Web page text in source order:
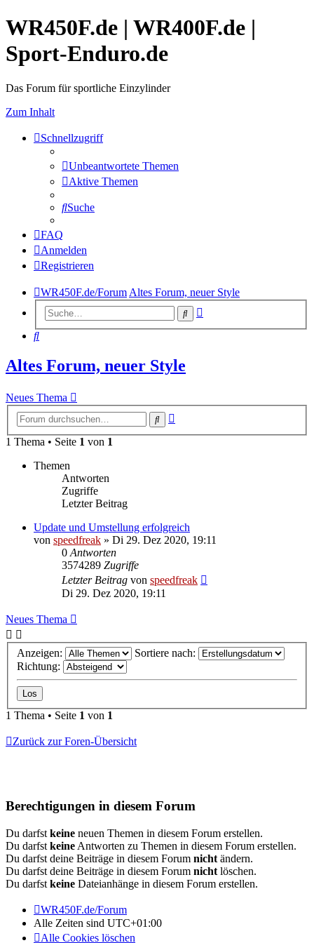
WR450F.de | WR400F.de |
Sport-Enduro.de
Das Forum für sportliche Einzylinder
Zum Inhalt
Schnellzugriff
Unbeantwortete Themen
Aktive Themen
Suche
FAQ
Anmelden
Registrieren
WR450F.de/Forum Altes Forum, neuer Style
Suche
Suche
Altes Forum, neuer Style
Neues Thema
Suche
1 Thema • Seite 1 von 1
Themen
Antworten
Zugriffe
Letzter Beitrag
Update und Umstellung erfolgreich
von speedfreak » Di 29. Dez 2020, 19:11
0 Antworten
3574289 Zugriffe
Letzter Beitrag von speedfreak
Di 29. Dez 2020, 19:11
Neues Thema
Anzeigen:
Sortiere nach:
Richtung:
1 Thema • Seite 1 von 1
Zurück zur Foren-Übersicht
Berechtigungen in diesem Forum
Du darfst keine neuen Themen in diesem Forum erstellen.
Du darfst keine Antworten zu Themen in diesem Forum erstellen.
Du darfst deine Beiträge in diesem Forum nicht ändern.
Du darfst deine Beiträge in diesem Forum nicht löschen.
Du darfst keine Dateianhänge in diesem Forum erstellen.
WR450F.de/Forum
Alle Zeiten sind UTC+01:00
Alle Cookies löschen